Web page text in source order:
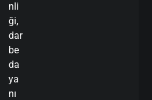
nli
ği,
dar
be
da
ya
nı